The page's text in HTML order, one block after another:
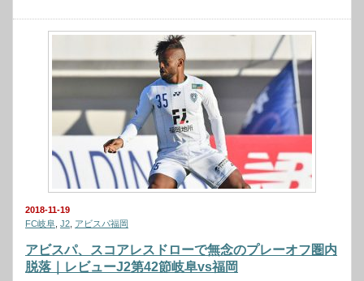
2018-11-19
FC岐阜 J2 アビスパ福岡
アビスパ、スコアレスドローで無念のプレーオフ圏内
脱落｜レビューJ2第42節岐阜vs福岡